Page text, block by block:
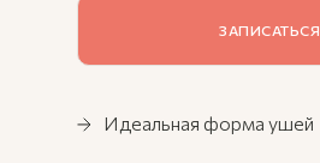
ЗАПИСАТЬСЯ
Идеальная форма ушей